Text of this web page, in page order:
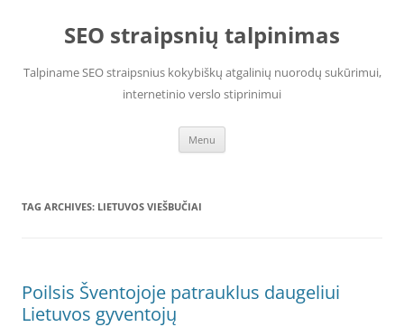
contentSEO straipsnių talpinimas
Talpiname SEO straipsnius kokybiškų atgalinių nuorodų sukūrimui,
internetinio verslo stiprinimui
Menu
TAG ARCHIVES: LIETUVOS VIEŠBUČIAI
Poilsis Šventojoje patrauklus daugeliui
Lietuvos gyventojų